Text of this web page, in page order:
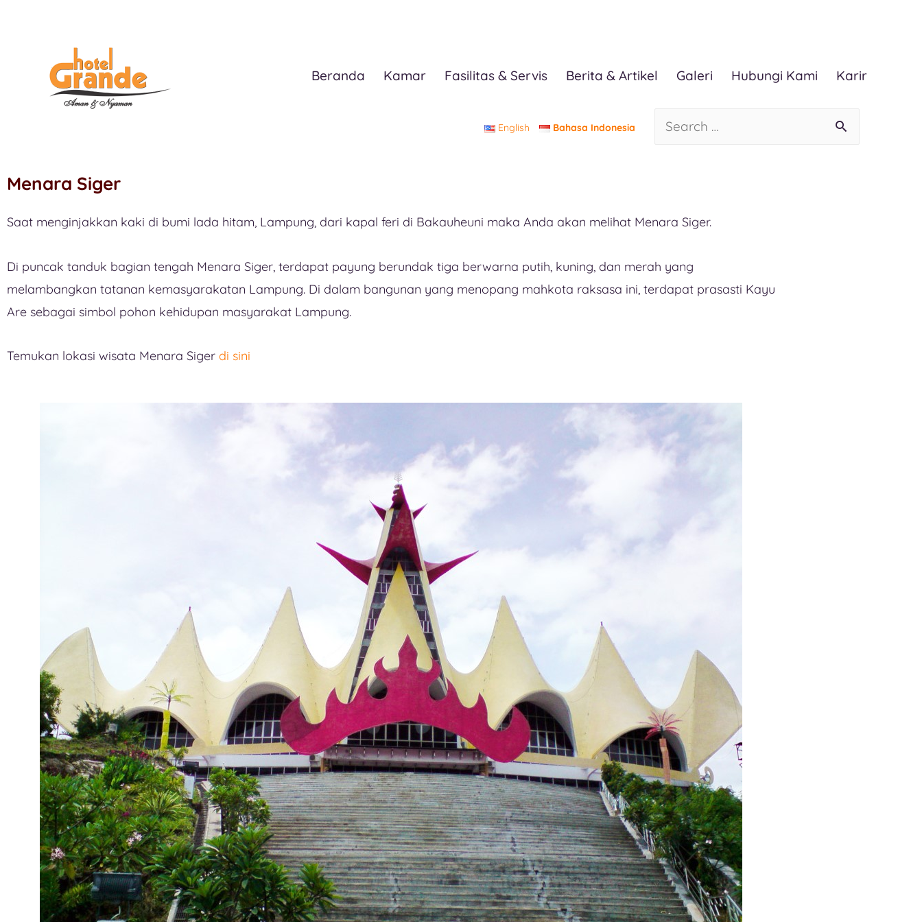
Beranda Kamar Fasilitas & Servis Berita & Artikel Galeri Hubungi Kami Karir
English Bahasa Indonesia
Menara Siger
Saat menginjakkan kaki di bumi lada hitam, Lampung, dari kapal feri di Bakauheuni maka Anda akan melihat Menara Siger.
Di puncak tanduk bagian tengah Menara Siger, terdapat payung berundak tiga berwarna putih, kuning, dan merah yang
melambangkan tatanan kemasyarakatan Lampung. Di dalam bangunan yang menopang mahkota raksasa ini, terdapat prasasti Kayu
Are sebagai simbol pohon kehidupan masyarakat Lampung.
Temukan lokasi wisata Menara Siger di sini